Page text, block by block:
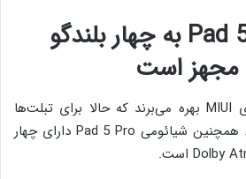
شیائومی Pad 5 Pro به چهار بلندگو
هردو تبلت از رابط کاربری MIUI بهره می‌برند که حالا برای تبلت‌ها
شخصی سازی شده است. همچنین شیائومی Pad 5 Pro دارای چهار